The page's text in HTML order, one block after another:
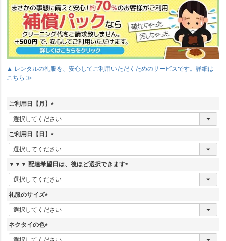
▲ レンタルの礼服を、安心してご利用いただくためのサービスです。詳細は
こちら ≫
ご利用日【月】
(
必
須
)
ご利用日【日】
(
必
須
)
▼▼▼ 配達希望日は、後ほど選択できます
(
必
)
礼服のサイズ
(
必
須
)
ネクタイの色
(